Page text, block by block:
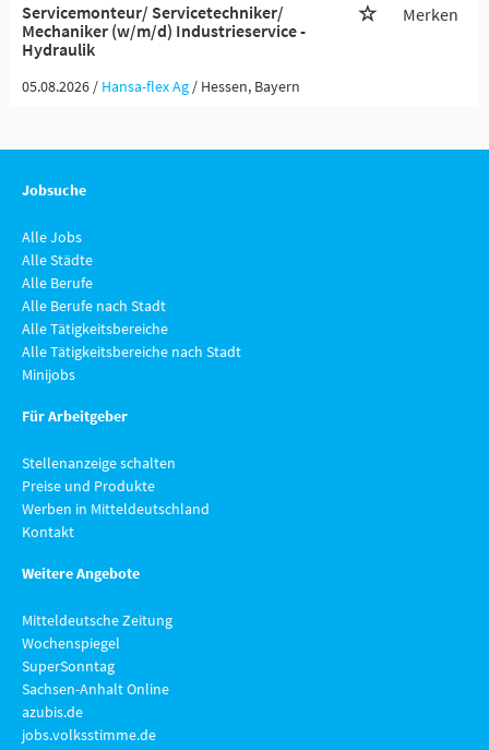
Servicemonteur/ Servicetechniker/
Mechaniker (w/m/d) Industrieservice -
Hydraulik
Merken
05.08.2026 / Hansa-flex Ag / Hessen, Bayern
Jobsuche
Alle Jobs
Alle Städte
Alle Berufe
Alle Berufe nach Stadt
Alle Tätigkeitsbereiche
Alle Tätigkeitsbereiche nach Stadt
Minijobs
Für Arbeitgeber
Stellenanzeige schalten
Preise und Produkte
Werben in Mitteldeutschland
Kontakt
Weitere Angebote
Mitteldeutsche Zeitung
Wochenspiegel
SuperSonntag
Sachsen-Anhalt Online
azubis.de
jobs.volksstimme.de